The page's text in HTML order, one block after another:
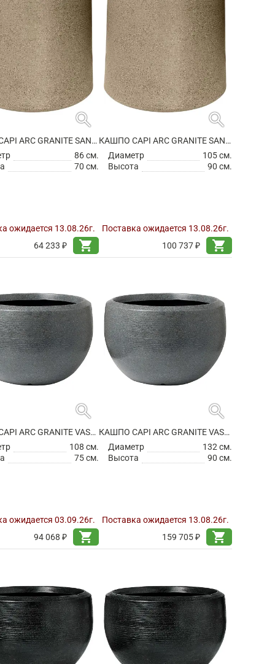
search
КАШПО CAPI ARC GRANITE SANDBAG MEDIUM WARM TAUPE
86 см.
70 см.
ожидается 13.08.26г.
64 233 ₽
shopping_cart
search
КАШПО CAPI ARC GRANITE SANDBAG MEDIUM WARM TAUPE
Диаметр
105 см.
Высота
90 см.
Поставка ожидается 13.08.26г.
100 737 ₽
shopping_cart
search
КАШПО CAPI ARC GRANITE VASE BALL ANTHRACITE
108 см.
75 см.
ожидается 03.09.26г.
94 068 ₽
shopping_cart
search
КАШПО CAPI ARC GRANITE VASE BALL ANTHRACITE
Диаметр
132 см.
Высота
90 см.
Поставка ожидается 13.08.26г.
159 705 ₽
shopping_cart